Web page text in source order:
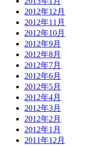
2012年12月
2012年11月
2012年10月
2012年9月
2012年8月
2012年7月
2012年6月
2012年5月
2012年4月
2012年3月
2012年2月
2012年1月
2011年12月